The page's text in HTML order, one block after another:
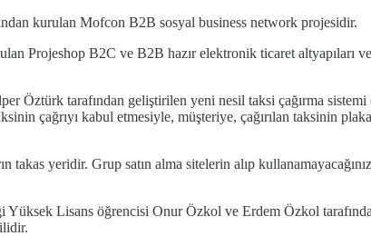
kurulan Mofcon B2B sosyal business network projesidir.
Projeshop B2C ve B2B hazır elektronik ticaret altyapıları ve
Öztürk tarafından geliştirilen yeni nesil taksi çağırma
çağrıyı kabul etmesiyle, müşteriye, çağırılan taksinin
yeridir. Grup satın alma sitelerin alıp
Lisans öğrencisi Onur Özkol ve Erdem Özkol